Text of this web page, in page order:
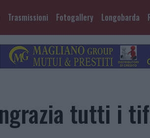
Trasmissioni Fotogallery Longobarda
tutti i